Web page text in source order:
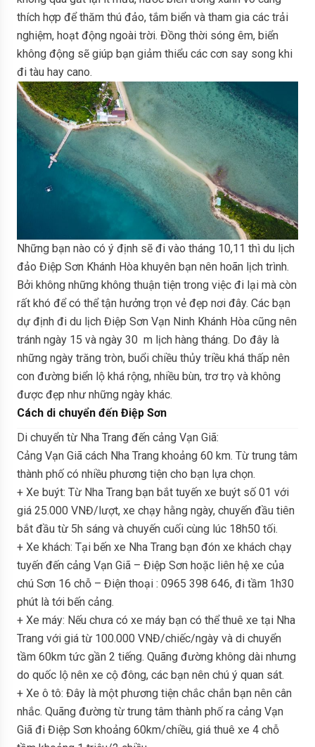
thích hợp để thăm thú đảo, tắm biển và tham gia các trải
nghiệm, hoạt động ngoài trời. Đồng thời sóng êm, biển
không động sẽ giúp bạn giảm thiểu các cơn say song khi
đi tàu hay cano.
Những bạn nào có ý định sẽ đi vào tháng 10,11 thì du lịch
đảo Điệp Sơn Khánh Hòa khuyên bạn nên hoãn lịch trình.
Bởi không những không thuận tiện trong việc đi lại mà còn
rất khó để có thể tận hưởng trọn vẻ đẹp nơi đây. Các bạn
dự định đi du lịch Điệp Sơn Vạn Ninh Khánh Hòa cũng nên
tránh ngày 15 và ngày 30 m lịch hàng tháng. Do đây là
những ngày trăng tròn, buổi chiều thủy triều khá thấp nên
con đường biển lộ khá rộng, nhiều bùn, trơ trọ và không
được đẹp như những ngày khác.
Cách di chuyển đến Điệp Sơn
Di chuyển từ Nha Trang đến cảng Vạn Giã:
Cảng Vạn Giã cách Nha Trang khoảng 60 km. Từ trung tâm
thành phố có nhiều phương tiện cho bạn lựa chọn.
+ Xe buýt: Từ Nha Trang bạn bắt tuyến xe buýt số 01 với
giá 25.000 VNĐ/lượt, xe chạy hằng ngày, chuyến đầu tiên
bắt đầu từ 5h sáng và chuyến cuối cùng lúc 18h50 tối.
+ Xe khách: Tại bến xe Nha Trang bạn đón xe khách chạy
tuyến đến cảng Vạn Giã – Điệp Sơn hoặc liên hệ xe của
chú Sơn 16 chỗ – Điện thoại : 0965 398 646, đi tầm 1h30
phút là tới bến cảng.
+ Xe máy: Nếu chưa có xe máy bạn có thể thuê xe tại Nha
Trang với giá từ 100.000 VNĐ/chiếc/ngày và di chuyển
tầm 60km tức gần 2 tiếng. Quãng đường không dài nhưng
do quốc lộ nên xe cộ đông, các bạn nên chú ý quan sát.
+ Xe ô tô: Đây là một phương tiện chắc chắn bạn nên cân
nhắc. Quãng đường từ trung tâm thành phố ra cảng Vạn
Giã đi Điệp Sơn khoảng 60km/chiều, giá thuê xe 4 chỗ